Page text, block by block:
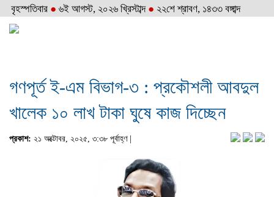
বৃহস্পতিবার ● ৬ই আগস্ট, ২০২৬ খ্রিস্টাব্দ ● ২২শে শ্রাবণ, ১৪৩৩ বঙ্গাব্দ
গণপূর্ত ই-এম বিভাগ-৩ : প্রকৌশলী আবদুল
খালেক ১০ লাখ টাকা ঘুষে কাজ দিচ্ছেন
প্রকাশ: ২১ অক্টোবর, ২০২৫, ৩:৩৮ পূর্বাহ্ণ |